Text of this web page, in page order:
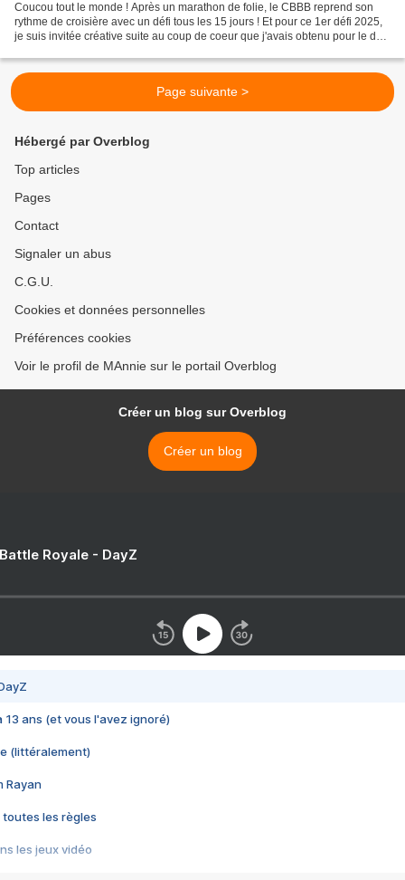
Coucou tout le monde ! Après un marathon de folie, le CBBB reprend son
rythme de croisière avec un défi tous les 15 jours ! Et pour ce 1er défi 2025,
je suis invitée créative suite au coup de coeur que j'avais obtenu pour le défi
Page suivante >
Hébergé par Overblog
Top articles
Pages
Contact
Signaler un abus
C.G.U.
Cookies et données personnelles
Préférences cookies
Voir le profil de MAnnie sur le portail Overblog
Créer un blog sur Overblog
Créer un blog
Royale - DayZ
13 ans (et vous l'avez ignoré)
(littéralement)
Rayan
toutes les règles
les jeux vidéo